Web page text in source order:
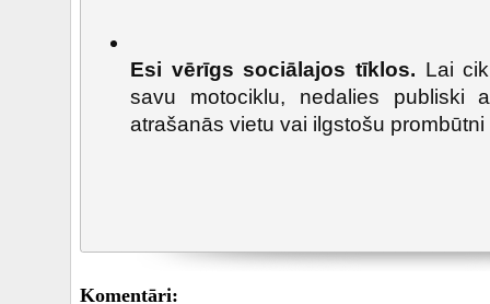
Esi vērīgs sociālajos tīklos. Lai
savu motociklu, nedalies publiski
atrašanās vietu vai ilgstošu prombūtni
Komentāri: